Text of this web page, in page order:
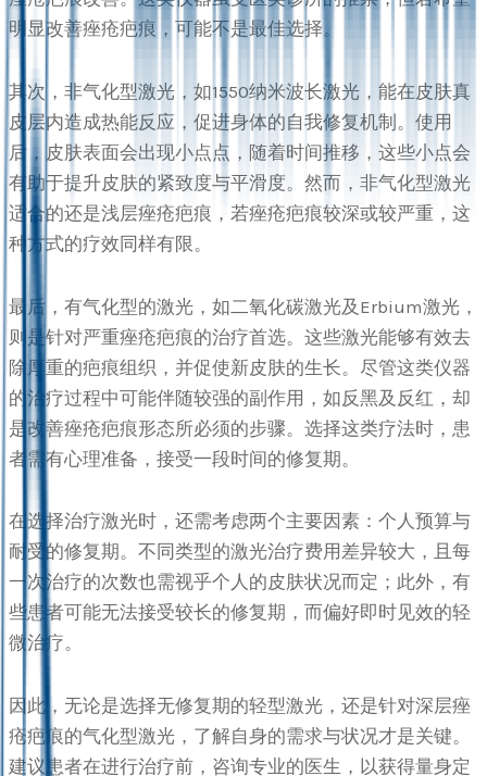
明显改善痤疮疤痕，可能不是最佳选择。
其次，非气化型激光，如1550纳米波长激光，能在皮肤真
皮层内造成热能反应，促进身体的自我修复机制。使用
后，皮肤表面会出现小点点，随着时间推移，这些小点会
有助于提升皮肤的紧致度与平滑度。然而，非气化型激光
适合的还是浅层痤疮疤痕，若痤疮疤痕较深或较严重，这
种方式的疗效同样有限。
最后，有气化型的激光，如二氧化碳激光及Erbium激光，
则是针对严重痤疮疤痕的治疗首选。这些激光能够有效去
除厚重的疤痕组织，并促使新皮肤的生长。尽管这类仪器
的治疗过程中可能伴随较强的副作用，如反黑及反红，却
是改善痤疮疤痕形态所必须的步骤。选择这类疗法时，患
者需有心理准备，接受一段时间的修复期。
在选择治疗激光时，还需考虑两个主要因素：个人预算与
耐受的修复期。不同类型的激光治疗费用差异较大，且每
一次治疗的次数也需视乎个人的皮肤状况而定；此外，有
些患者可能无法接受较长的修复期，而偏好即时见效的轻
微治疗。
因此，无论是选择无修复期的轻型激光，还是针对深层痤
疮疤痕的气化型激光，了解自身的需求与状况才是关键。
建议患者在进行治疗前，咨询专业的医生，以获得量身定